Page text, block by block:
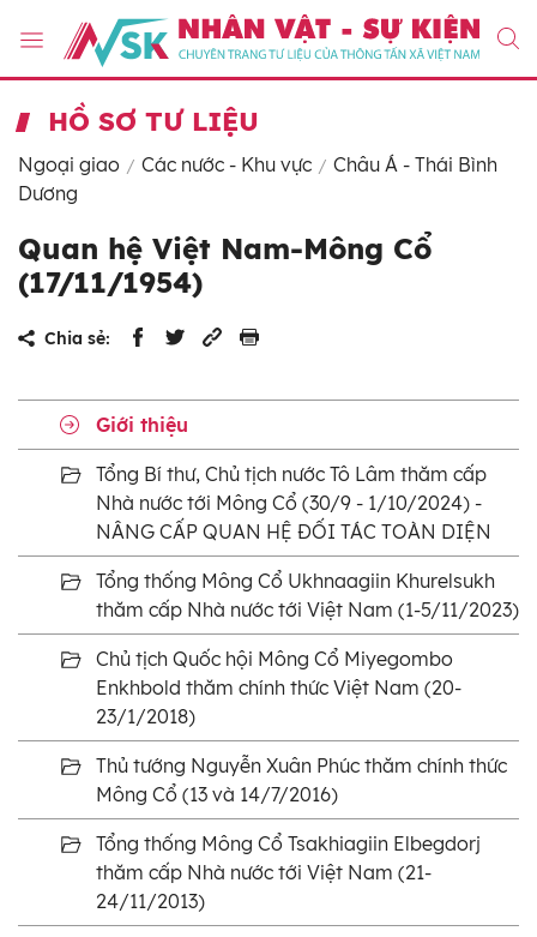
HỒ SƠ TƯ LIỆU
Ngoại giao Các nước - Khu vực
Châu Á - Thái Bình
Dương
Quan hệ Việt Nam-Mông Cổ
(17/11/1954)
Chia sẻ:
Giới thiệu
Tổng Bí thư, Chủ tịch nước Tô Lâm thăm cấp
Nhà nước tới Mông Cổ (30/9 - 1/10/2024) -
NÂNG CẤP QUAN HỆ ĐỐI TÁC TOÀN DIỆN
Tổng thống Mông Cổ Ukhnaagiin Khurelsukh
thăm cấp Nhà nước tới Việt Nam (1-5/11/2023)
Chủ tịch Quốc hội Mông Cổ Miyegombo
Enkhbold thăm chính thức Việt Nam (20-
23/1/2018)
Thủ tướng Nguyễn Xuân Phúc thăm chính thức
Mông Cổ (13 và 14/7/2016)
Tổng thống Mông Cổ Tsakhiagiin Elbegdorj
thăm cấp Nhà nước tới Việt Nam (21-
24/11/2013)